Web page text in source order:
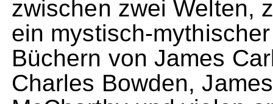
zwischen zwei Welten,
ein mystisch-
Büchern von James
Charles Bowden,